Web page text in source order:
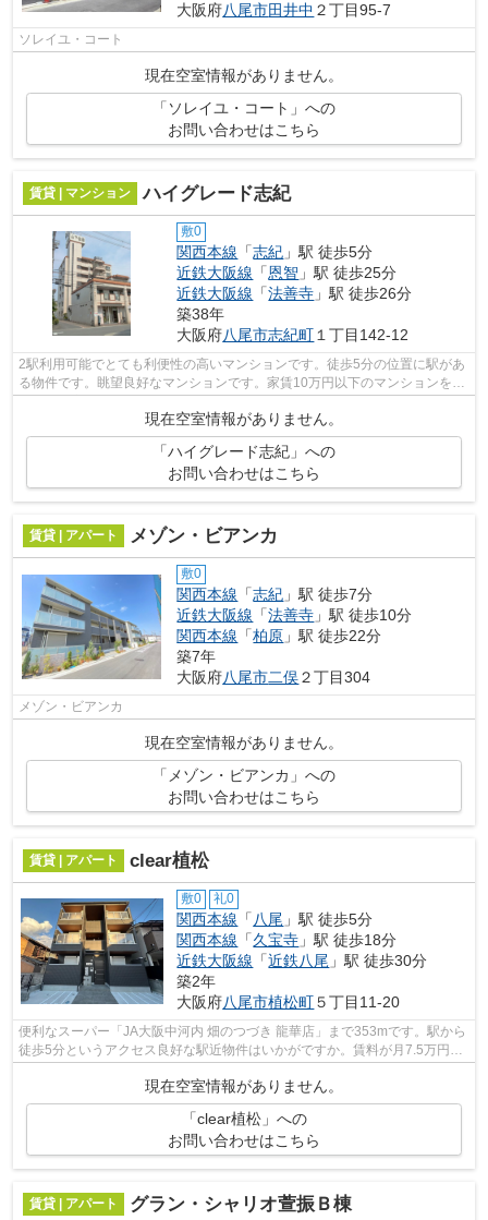
大阪府八尾市田井中 ２丁目95-7
ソレイユ・コート
現在空室情報がありません。
「ソレイユ・コート」への
お問い合わせはこちら
賃貸 | マンション ハイグレード志紀
敷0
関西本線 「志紀 」駅 徒歩5分
近鉄大阪線 「恩智 」駅 徒歩25分
近鉄大阪線 「法善寺 」駅 徒歩26分
築38年
大阪府八尾市志紀町 １丁目142-12
2駅利用可能でとても利便性の高いマンションです。徒歩5分の位置に駅があ
る物件です。眺望良好なマンションです。家賃10万円以下のマンションをお
探しのお客様におすすめです。関西本...
現在空室情報がありません。
「ハイグレード志紀」への
お問い合わせはこちら
賃貸 | アパート メゾン・ビアンカ
敷0
関西本線 「志紀 」駅 徒歩7分
近鉄大阪線 「法善寺 」駅 徒歩10分
関西本線 「柏原 」駅 徒歩22分
築7年
大阪府八尾市二俣２丁目304
メゾン・ビアンカ
現在空室情報がありません。
「メゾン・ビアンカ」への
お問い合わせはこちら
賃貸 | アパート clear植松
敷0 礼0
関西本線 「 八尾 」駅 徒歩5分
関西本線 「久宝寺 」駅 徒歩18分
近鉄大阪線 「近鉄八尾 」駅 徒歩30分
築2年
大阪府八尾市植松町５丁目11-20
便利なスーパー「JA大阪中河内 畑のつづき 龍華店」まで353mです。駅から
徒歩5分というアクセス良好な駅近物件はいかがですか。賃料が月7.5万円の
現在空室情報がありません。
「clear植松」への
お問い合わせはこちら
賃貸 | アパート グラン・シャリオ萱振Ｂ棟